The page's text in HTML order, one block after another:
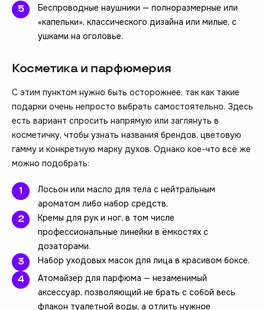
Беспроводные наушники — полноразмерные или
«капельки», классического дизайна или милые, с
ушками на оголовье.
Косметика и парфюмерия
С этим пунктом нужно быть осторожнее, так как такие
подарки очень непросто выбрать самостоятельно. Здесь
есть вариант спросить напрямую или заглянуть в
косметичку, чтобы узнать названия брендов, цветовую
гамму и конкретную марку духов. Однако кое-что всё же
можно подобрать:
Лосьон или масло для тела с нейтральным
ароматом либо набор средств.
Кремы для рук и ног, в том числе
профессиональные линейки в ёмкостях с
дозаторами.
Набор уходовых масок для лица в красивом боксе.
Атомайзер для парфюма — незаменимый
аксессуар, позволяющий не брать с собой весь
флакон туалетной воды, а отлить нужное